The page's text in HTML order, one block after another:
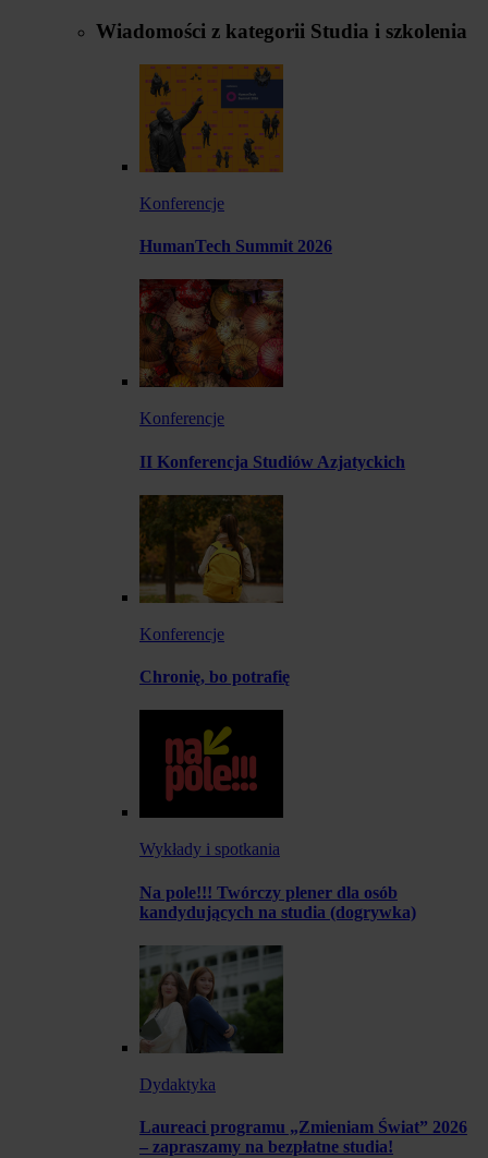
Wiadomości z kategorii Studia i szkolenia
Konferencje
HumanTech Summit 2026
Konferencje
II Konferencja Studiów Azjatyckich
Konferencje
Chronię, bo potrafię
Wykłady i spotkania
Na pole!!! Twórczy plener dla osób
kandydujących na studia (dogrywka)
Dydaktyka
Laureaci programu „Zmieniam Świat” 2026
– zapraszamy na bezpłatne studia!